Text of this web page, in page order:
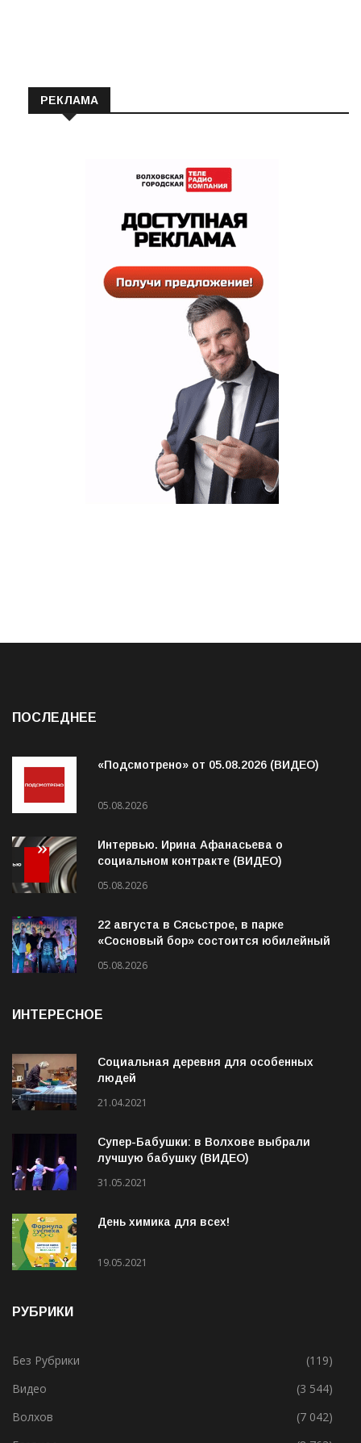
«Подсмотрено» от 05.08.2026 (ВИДЕО)
05.08.2026
Интервью. Ирина Афанасьева о
05.08.2026
22 августа в Сясьстрое, в парке
Социальная деревня для особенных
21.04.2021
Супер-Бабушки: в Волхове выбрали
31.05.2021
День химика для всех!
Без Рубрики
(119)
Видео
(3 544)